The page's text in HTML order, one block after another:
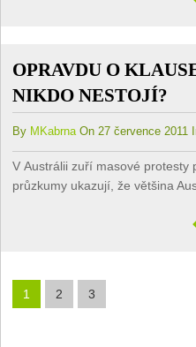
OPRAVDU O
NIKDO NESTOJÍ?
By MKabrnaOn 27 července 2011
V Austrálii zuří masové protesty
průzkumy ukazují, že většina
1 2 3